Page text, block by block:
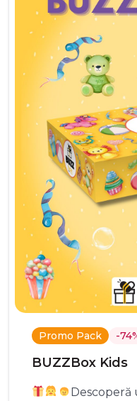
Promo Pack -
BUZZBox Kids
Descoperă